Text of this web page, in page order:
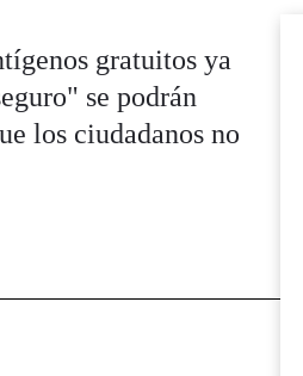
gratuitos ya
se podrán
los ciudadanos no